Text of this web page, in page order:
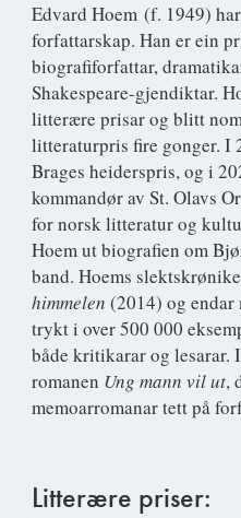
Edvard Hoem (f. 1949)
forfattarskap. Han er ein
biografiforfattar,
Shakespeare-gjendiktar.
litterære prisar og blitt
litteraturpris fire gonger. I
Brages heiderspris, og i
kommandør av St. Olavs
for norsk litteratur og
Hoem ut biografien om
band. Hoems
himmelen (2014) og endar
trykt i over 500 000
både kritikarar og lesarar.
romanen Ung mann vil ut,
memoarromanar tett på
Litterære priser: